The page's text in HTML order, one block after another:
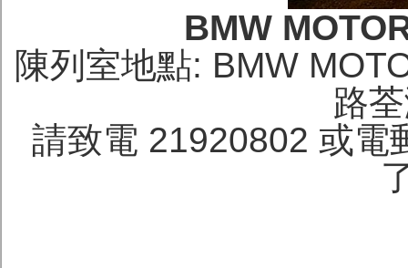
BMW
陳列室地點: BMW
路
請致電 21920802 或電